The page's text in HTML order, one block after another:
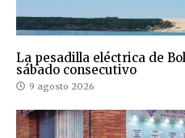
La pesadilla eléctrica de
sábado consecutivo
9 agosto 2026